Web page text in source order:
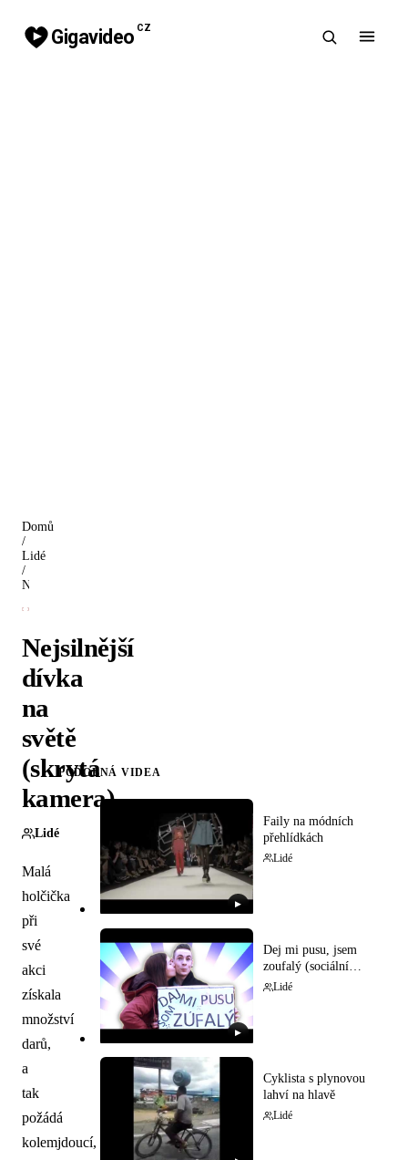
Gigavideo CZ
Domů
/
Lidé
/
Nejsilnější
dívka
na
světě
(skrytá
kamera)
Lidé
Malá
holčička
při
své
akci
získala
množství
darů,
a
tak
požádá
kolemjdoucí,
PODOBNÁ VIDEA
▶
Faily na módních
přehlídkách
Lidé
▶
Dej mi pusu, jsem
zoufalý (sociální
experiment)
Lidé
Cyklista s plynovou
lahví na hlavě
Lidé